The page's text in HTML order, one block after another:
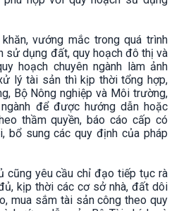
vướng mắc trong quá trình
sử dụng đất, quy hoạch đô thị và
hoạch chuyên ngành làm ảnh
lý tài sản thì kịp thời tổng hợp,
Bộ Nông nghiệp và Môi trường,
để được hướng dẫn hoặc
thầm quyền, báo cáo cấp có
bổ sung các quy định của pháp
cũng yêu cầu chỉ đạo tiếp tục rà
kịp thời các cơ sở nhà, đất dôi
mua sắm tài sản công theo quy